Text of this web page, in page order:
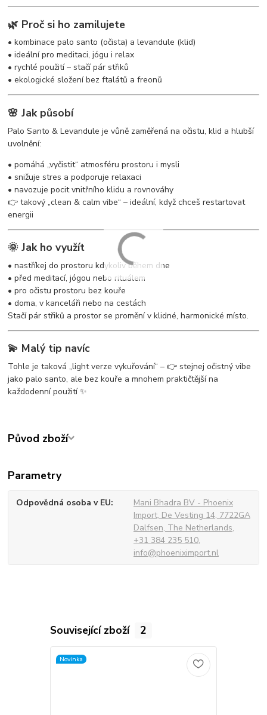
🌿 Proč si ho zamilujete
• kombinace palo santo (očista) a levandule (klid)
• ideální pro meditaci, jógu i relax
• rychlé použití – stačí pár střiků
• ekologické složení bez ftalátů a freonů
🌸 Jak působí
Palo Santo & Levandule je vůně zaměřená na očistu, klid a hlubší
uvolnění:
• pomáhá „vyčistit“ atmosféru prostoru i mysli
• snižuje stres a podporuje relaxaci
• navozuje pocit vnitřního klidu a rovnováhy
👉 takový „clean & calm vibe“ – ideální, když chceš restartovat
energii
🌞 Jak ho využít
• nastříkej do prostoru kdykoliv během dne
• před meditací, jógou nebo rituálem
• pro očistu prostoru bez kouře
• doma, v kanceláři nebo na cestách
Stačí pár střiků a prostor se promění v klidné, harmonické místo.
💫 Malý tip navíc
Tohle je taková „light verze vykuřování“ – 👉 stejnej očistný vibe
jako palo santo, ale bez kouře a mnohem praktičtější na
každodenní použití ✨
Původ zboží
Parametry
Odpovědná osoba v EU
Mani Bhadra BV - Phoenix
Import, De Vesting 14, 7722GA
Dalfsen, The Netherlands,
+31 384 235 510,
info@phoeniximport.nl
Související zboží 2
Novinka